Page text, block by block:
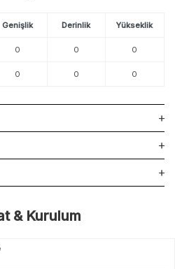
Genişlik Derinlik Yükseklik
0 0 0
0 0 0
& Kurulum